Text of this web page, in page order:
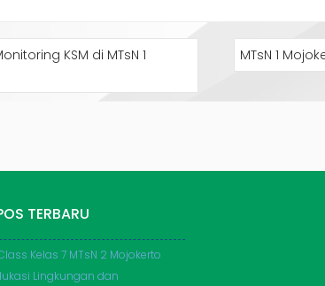
KSM di MTsN 1 MTsN 1
TERBARU
Kelas 7 MTsN 2 Mojokerto
Lingkungan dan